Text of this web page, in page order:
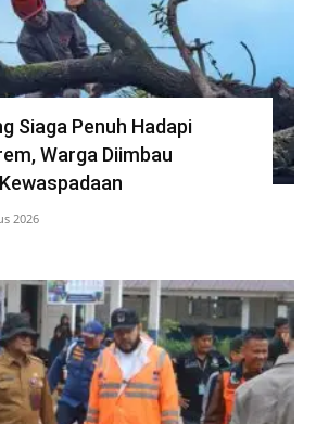
Siaga Penuh Hadapi
Warga Diimbau
2026